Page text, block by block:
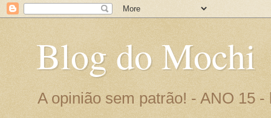
Blog do Mochi
A opinião sem patrão! - ANO 15